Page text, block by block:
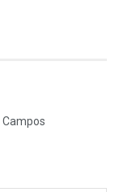
Campos